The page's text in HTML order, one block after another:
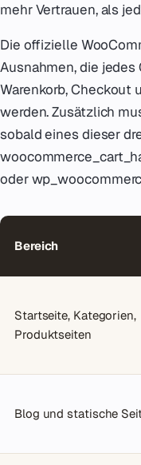
mehr Vertrauen, als
Die offizielle
Ausnahmen, die
Warenkorb, Checkout
werden. Zusätzlich
sobald eines dieser
oder
Bereich
Startseite, Kategorien,
Produktseiten
Blog und statische